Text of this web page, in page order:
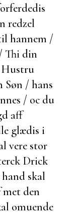
redzel
hannem /
Thi din
Søn / hans
/ oc du
aff
glædis i
vere stor
Drick
skal
den
omuende